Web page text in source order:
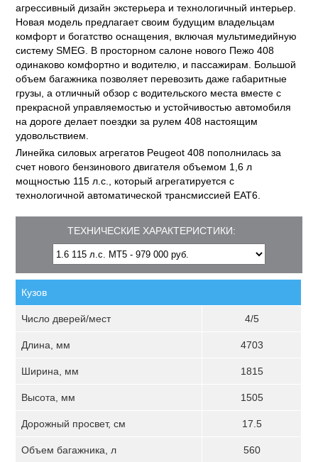
агрессивный дизайн экстерьера и технологичный интерьер.
Новая модель предлагает своим будущим владельцам
комфорт и богатство оснащения, включая мультимедийную
систему SMEG. В просторном салоне нового Пежо 408
одинаково комфортно и водителю, и пассажирам. Большой
объем багажника позволяет перевозить даже габаритные
грузы, а отличный обзор с водительского места вместе с
прекрасной управляемостью и устойчивостью автомобиля
на дороге делает поездки за рулем 408 настоящим
удовольствием.
Линейка силовых агрегатов Peugeot 408 пополнилась за
счет нового бензинового двигателя объемом 1,6 л
мощностью 115 л.с., который агрегатируется с
технологичной автоматической трансмиссией EAT6.
ТЕХНИЧЕСКИЕ ХАРАКТЕРИСТИКИ:
Кузов
Число дверей/мест 4/5
Длина, мм 4703
Ширина, мм 1815
Высота, мм 1505
Дорожный просвет, см 17.5
Объем багажника, л 560